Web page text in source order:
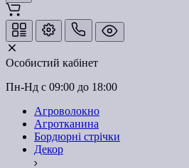
Особистий кабінет
Пн-Нд с 09:00 до 18:00
Агроволокно
Агротканина
Бордюрні стрічки
Декор